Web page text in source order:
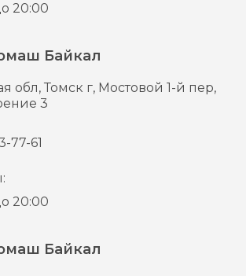
20:00
Байкал
обл, Томск г, Мостовой 1-й пер,
3
77-61
20:00
Байкал